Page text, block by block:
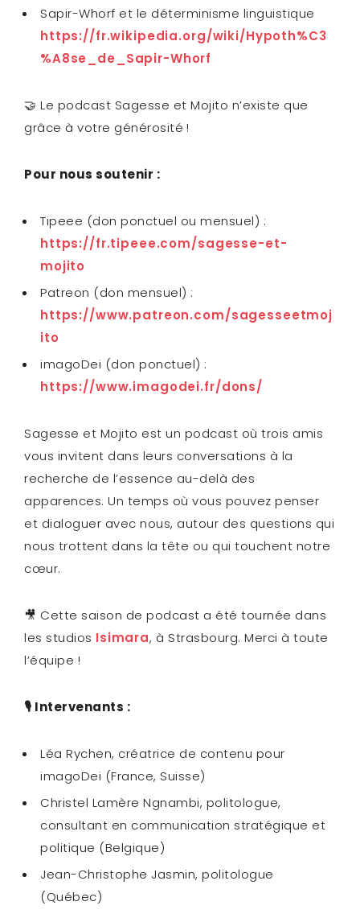
Sapir-Whorf et le déterminisme linguistique
https://fr.wikipedia.org/wiki/Hypoth%C3
%A8se_de_Sapir-Whorf
🤝 Le podcast Sagesse et Mojito n’existe que
grâce à votre générosité !
Pour nous soutenir :
Tipeee (don ponctuel ou mensuel) :
https://fr.tipeee.com/sagesse-et-
mojito
Patreon (don mensuel) :
https://www.patreon.com/sagesseetmoj
ito
imagoDei (don ponctuel) :
https://www.imagodei.fr/dons/
Sagesse et Mojito est un podcast où trois amis
vous invitent dans leurs conversations à la
recherche de l’essence au-delà des
apparences. Un temps où vous pouvez penser
et dialoguer avec nous, autour des questions qui
nous trottent dans la tête ou qui touchent notre
cœur.
🎥 Cette saison de podcast a été tournée dans
les studios Isimara, à Strasbourg. Merci à toute
l’équipe !
🎙️ Intervenants :
Léa Rychen, créatrice de contenu pour
imagoDei (France, Suisse)
Christel Lamère Ngnambi, politologue,
consultant en communication stratégique et
politique (Belgique)
Jean-Christophe Jasmin, politologue
(Québec)